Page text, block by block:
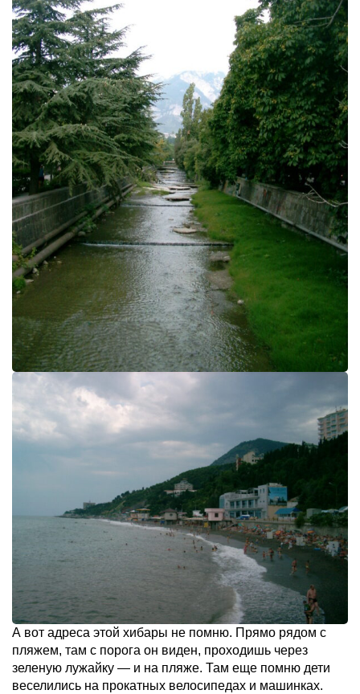
А вот адреса этой хибары не помню. Прямо рядом с
пляжем, там с порога он виден, проходишь через
зеленую лужайку — и на пляже. Там еще помню дети
веселились на прокатных велосипедах и машинках.